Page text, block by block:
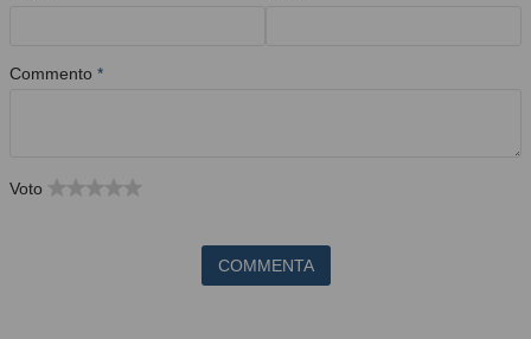
Commento *
Voto
COMMENTA